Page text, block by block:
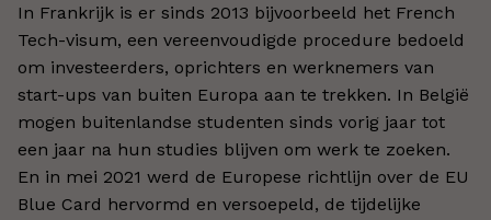
In Frankrijk is er sinds 2013 bijvoorbeeld het French
Tech-visum, een vereenvoudigde procedure bedoeld
om investeerders, oprichters en werknemers van
start-ups van buiten Europa aan te trekken. In België
mogen buitenlandse studenten sinds vorig jaar tot
een jaar na hun studies blijven om werk te zoeken.
En in mei 2021 werd de Europese richtlijn over de EU
Blue Card hervormd en versoepeld, de tijdelijke